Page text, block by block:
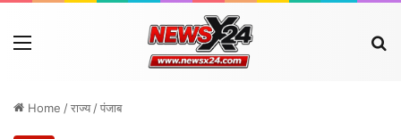
Menu
Home /राज्य /पंजाब